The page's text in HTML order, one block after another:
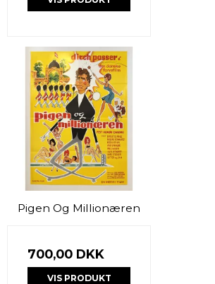
Pigen Og Millionæren
700,00 DKK
VIS PRODUKT